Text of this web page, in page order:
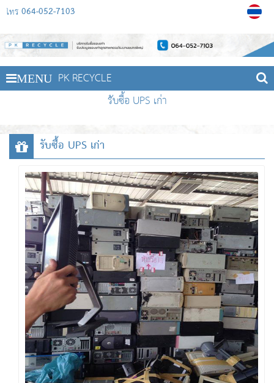
โทร 064-052-7103
MENU PK RECYCLE
รับซื้อ UPS เก่า
รับซื้อ UPS เก่า